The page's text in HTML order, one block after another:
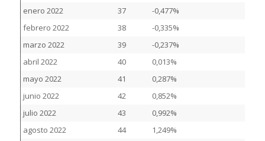
enero 2022
37
-0,477%
febrero 2022
38
-0,335%
marzo 2022
39
-0,237%
abril 2022
40
0,013%
mayo 2022
41
0,287%
junio 2022
42
0,852%
julio 2022
43
0,992%
agosto 2022
44
1,249%